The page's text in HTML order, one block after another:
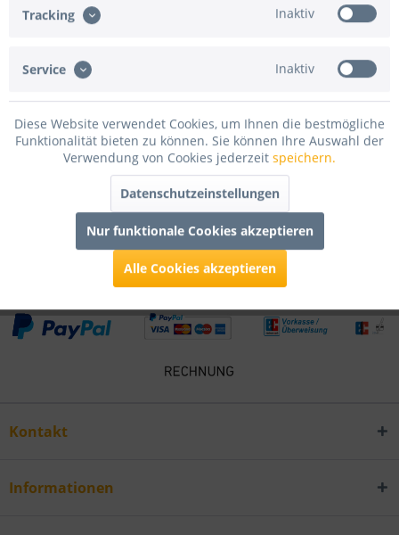
Artikel-Nr.:
Beschreibung
Bewertungen
0
Bewertungen lesen, schreiben und diskutieren...mehr
Folgende Infos zum Hersteller sind verfübar......mehr
Kontakt
Informationen
Tracking Inaktiv
Service Inaktiv
Diese Website verwendet Cookies, um Ihnen die bestmögliche
Funktionalität bieten zu können. Sie können Ihre Auswahl der
Verwendung von Cookies jederzeit speichern.
Datenschutzeinstellungen
Nur funktionale Cookies akzeptieren
Alle Cookies akzeptieren